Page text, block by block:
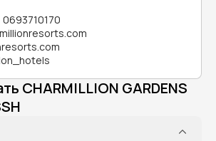
CHARMILLION GARDENS